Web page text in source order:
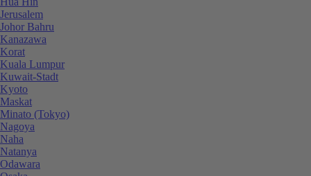
Jerusalem
Johor Bahru
Kanazawa
Korat
Kuala Lumpur
Kuwait-Stadt
Kyoto
Maskat
Minato (Tokyo)
Nagoya
Naha
Natanya
Odawara